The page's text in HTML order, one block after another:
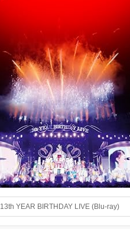
13th YEAR BIRTHDAY LIVE (Blu-ray)